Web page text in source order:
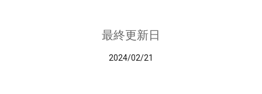
最終更新日
2024/02/21